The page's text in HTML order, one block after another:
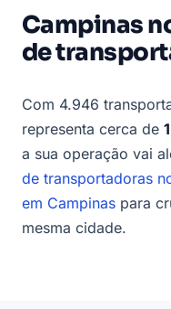
Campinas
de
Com 4.946
representa cerca de
a sua operação vai
de transportadoras
em Campinas para
mesma cidade.